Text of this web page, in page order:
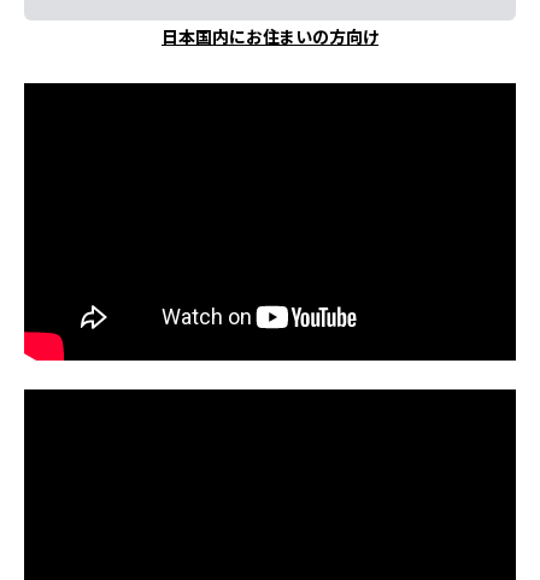
日本国内にお住まいの方向け